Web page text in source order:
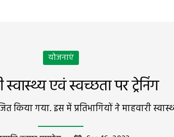
योजनाएं
स्वास्थ्य एवं स्वच्छता पर ट्रेनिंग
किया गया. इस में प्रतिभागियों ने माहवारी